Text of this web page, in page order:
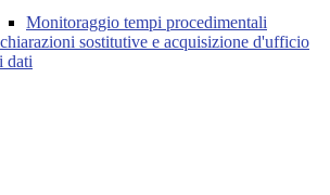
Monitoraggio tempi procedimentali
sostitutive e acquisizione d'ufficio
dati